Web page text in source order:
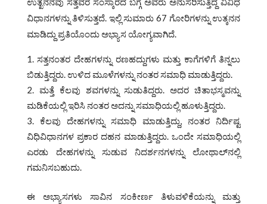
ವಿಧಾನಗಳನ್ನು ತಿಳಿಸುತ್ತದೆ. ಇಲ್ಲಿ ಸುಮಾರು 67 ಗೋರಿಗಳನ್ನು ಉತ್ಕನನ
ಮಾಡಿದ್ದು ಪ್ರತಿಯೊಂದು ಅಭ್ಯಾಸ ಯೋಗ್ಯವಾಗಿದೆ.
ಸತ್ತನಂತರ ದೇಹಗಳನ್ನು ರಣಹದ್ದುಗಳು ಮತ್ತು ಕಾಗೆಗಳಿಗೆ ತಿನ್ನಲು
ಬಿಡುತ್ತಿದ್ದರು. ಉಳಿದ ಮೂಳೆಗಳನ್ನು ನಂತರ ಸಮಾಧಿ ಮಾಡುತ್ತಿದ್ದರು.
ಮತ್ತೆ ಕೆಲವು ಶವಗಳನ್ನು ಸುಡುತಿದ್ದರು. ಅದರ ಚಿತಾಭಸ್ಮವನ್ನು
ಮಡಿಕೆಯಲ್ಲಿ ಇರಿಸಿ ನಂತರ ಅದನ್ನು ಸಮಾಧಿಯಲ್ಲಿ ಹೂಳುತ್ತಿದ್ದರು.
ಕೆಲವು ದೇಹಗಳನ್ನು ಸಮಾಧಿ ಮಾಡುತ್ತಿದ್ದು, ನಂತರ ನಿರ್ದಿಷ್ಟ
ವಿಧಿವಿಧಾನಗಳ ಪ್ರಕಾರ ದಹನ ಮಾಡುತ್ತಿದ್ದರು. ಒಂದೇ ಸಮಾಧಿಯಲ್ಲಿ
ಎರಡು ದೇಹಗಳನ್ನು ಸುಡುವ ನಿದರ್ಶನಗಳನ್ನು ಲೋಥಾಲ್‌ನಲ್ಲಿ
ಗಮನಿಸಬಹುದು.
ಈ ಅಭ್ಯಾಸಗಳು ಸಾವಿನ ಸಂಕೀರ್ಣ ತಿಳುವಳಿಕೆಯನ್ನು ಮತ್ತು